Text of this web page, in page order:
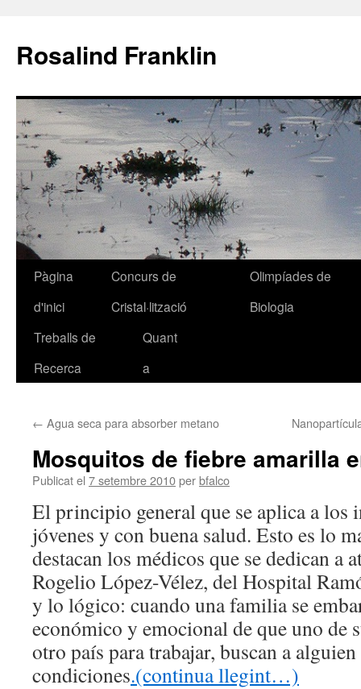
Rosalind Franklin
Vés
contingut
Pàgina
d'inici
Concurs de
Cristal·lització
Olimpíades de
Biologia
Treballs de
Recerca
Quant
a
← Agua seca para absorber metano
Mosquitos de fiebre amarilla
Publicat el 7 setembre 2010perbfalco
El principio general que se aplica a los
jóvenes y con buena salud. Esto es lo
destacan los médicos que se dedican a
Rogelio López-Vélez, del Hospital
y lo lógico: cuando una familia se
económico y emocional de que uno de
otro país para trabajar, buscan a alguien
condiciones.(continua llegint…)